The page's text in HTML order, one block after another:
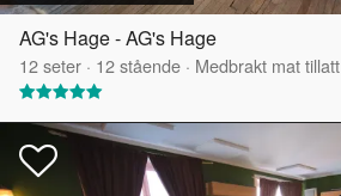
AG's Hage - AG's Hage
12seter · 12stående · Medbrakt mat tillatt